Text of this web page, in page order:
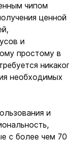
чипом
ценной
и
простому в
необходимых
и
с более чем 70